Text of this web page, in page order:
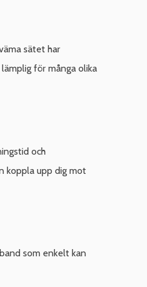
sätet har
för många olika
och
koppla upp dig mot
som enkelt kan